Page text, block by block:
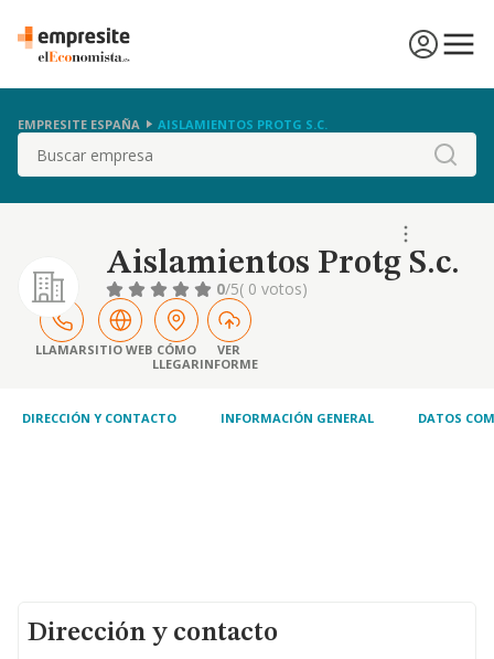
EMPRESITE ESPAÑA AISLAMIENTOS PROTG S.C.
Buscar
Aislamientos Protg S.c.
0/5( 0 votos)
LLAMARSITIO WEB CÓMO
LLEGAR
VER
INFORME
DIRECCIÓN Y CONTACTO INFORMACIÓN GENERAL DATOS
Dirección y contacto